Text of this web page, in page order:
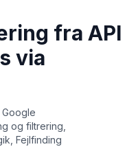
fra API
via
og filtrering,
Fejlfinding